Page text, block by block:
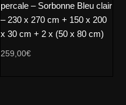
percale – Sorbonne Bleu clair
– 230 x 270 cm + 150 x 200
x 30 cm + 2 x (50 x 80 cm)
259,00€